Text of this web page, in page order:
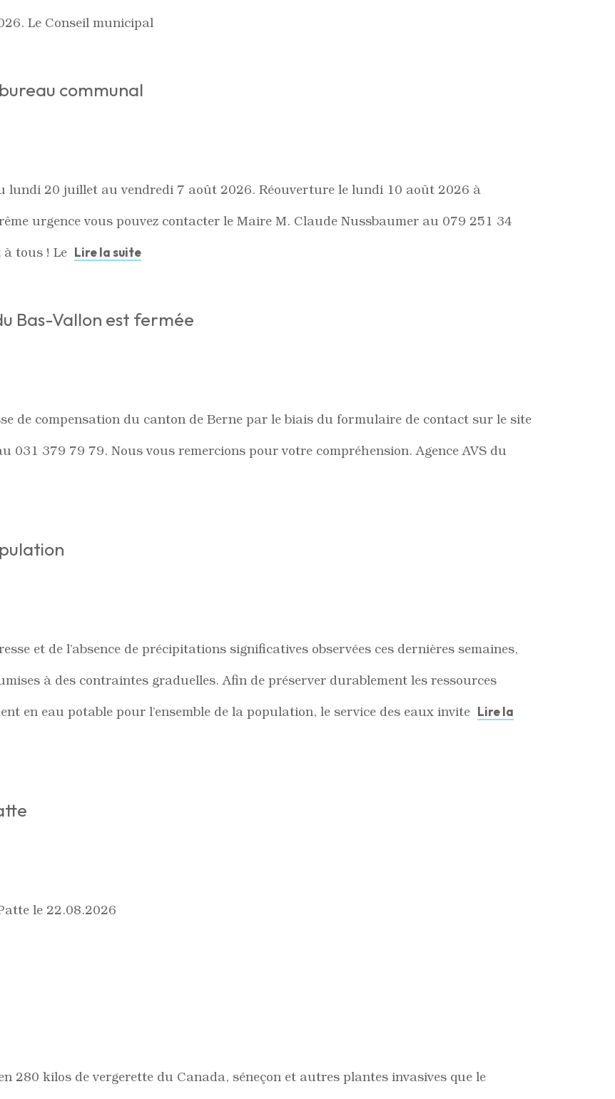
Le Conseil municipal
communal
lundi 20 juillet au vendredi 7 août 2026. Réouverture le lundi 10 août 2026 à
urgence vous pouvez contacter le Maire M. Claude Nussbaumer au 079 251 34
tous ! Le Lire la suite
Bas-Vallon est fermée
de compensation du canton de Berne par le biais du formulaire de contact sur le site
031 379 79 79. Nous vous remercions pour votre compréhension. Agence AVS du
et de l’absence de précipitations significatives observées ces dernières semaines,
à des contraintes graduelles. Afin de préserver durablement les ressources
en eau potable pour l’ensemble de la population, le service des eaux invite Lire la
le 22.08.2026
280 kilos de vergerette du Canada, séneçon et autres plantes invasives que le